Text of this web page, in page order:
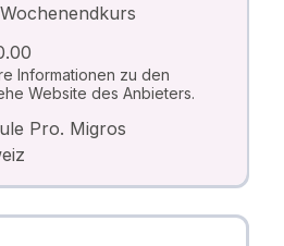
Informationen zu den
Website des Anbieters.
Pro. Migros